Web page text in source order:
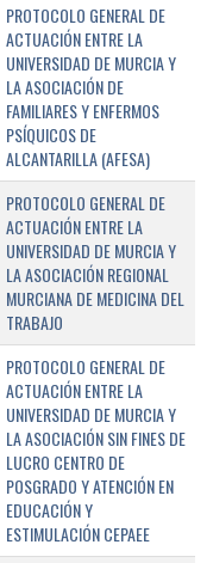
PROTOCOLO GENERAL DE
ACTUACIÓN ENTRE LA
UNIVERSIDAD DE MURCIA Y
LA ASOCIACIÓN DE
FAMILIARES Y ENFERMOS
PSÍQUICOS DE
ALCANTARILLA (AFESA)
PROTOCOLO GENERAL DE
ACTUACIÓN ENTRE LA
UNIVERSIDAD DE MURCIA Y
LA ASOCIACIÓN REGIONAL
MURCIANA DE MEDICINA DEL
TRABAJO
PROTOCOLO GENERAL DE
ACTUACIÓN ENTRE LA
UNIVERSIDAD DE MURCIA Y
LA ASOCIACIÓN SIN FINES DE
LUCRO CENTRO DE
POSGRADO Y ATENCIÓN EN
EDUCACIÓN Y
ESTIMULACIÓN CEPAEE